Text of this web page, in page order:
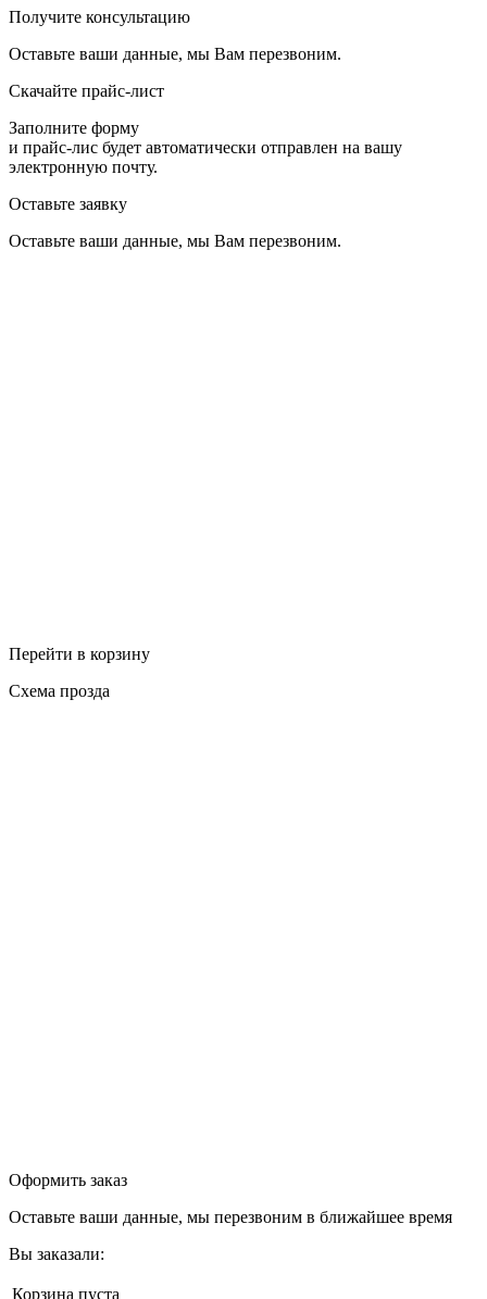
Получите консультацию
Оставьте ваши данные, мы Вам перезвоним.
Скачайте прайс-лист
Заполните форму
и прайс-лис будет автоматически отправлен на вашу
электронную почту.
Оставьте заявку
Оставьте ваши данные, мы Вам перезвоним.
Перейти в корзину
Схема прозда
Оформить заказ
Оставьте ваши данные, мы перезвоним в ближайшее время
Вы заказали:
Корзина пуста